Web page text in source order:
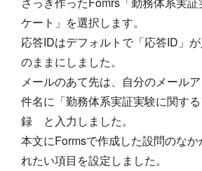
ケート」を選択します。
応答IDはデフォルトで「応答ID」
のままにしました。
メールのあて先は、自分のメール
件名に「勤務体系実証実験に関す
録 と入力しました。
本文にFormsで作成した設問のなか
れたい項目を設定しました。